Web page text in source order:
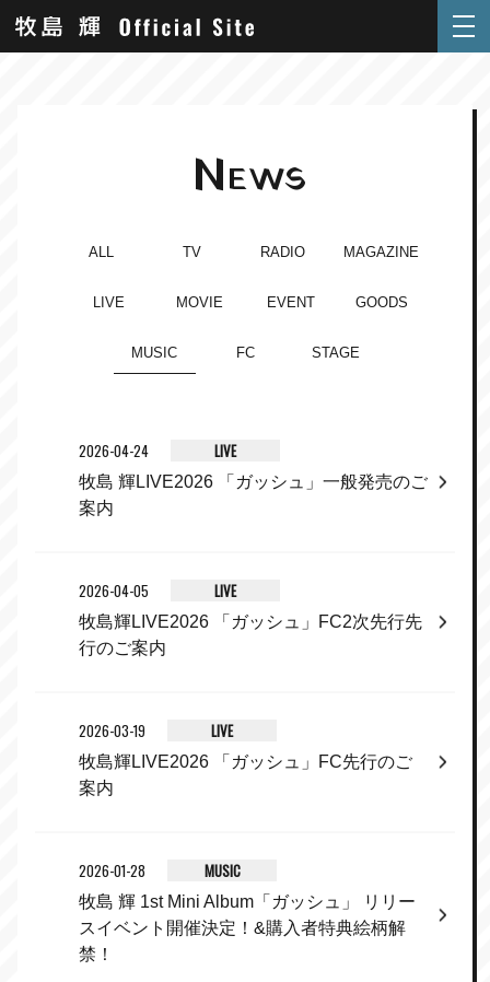
NEWS
ALL TV RADIO MAGAZINE
LIVE MOVIE EVENT GOODS
MUSIC FC STAGE
2026-04-24 LIVE
牧島 輝LIVE2026 「ガッシュ」一般発売のご
案内
2026-04-05 LIVE
牧島輝LIVE2026 「ガッシュ」FC2次先行先
行のご案内
2026-03-19 LIVE
牧島輝LIVE2026 「ガッシュ」FC先行のご
案内
2026-01-28 MUSIC
牧島 輝 1st Mini Album「ガッシュ」 リリー
スイベント開催決定！&購入者特典絵柄解
禁！